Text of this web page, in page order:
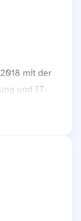
mit der
und IT-
Developer
2025 als
tätig. Dort
auf
Seine